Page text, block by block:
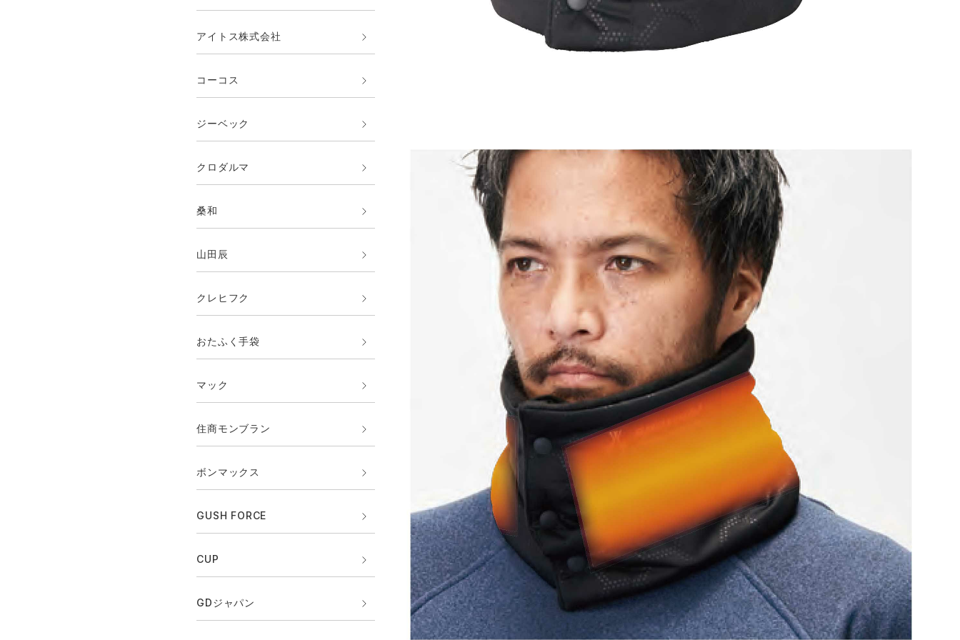
アイトス株式会社
コーコス
ジーベック
クロダルマ
桑和
山田辰
クレヒフク
おたふく手袋
マック
住商モンブラン
ボンマックス
GUSH FORCE
CUP
GDジャパン